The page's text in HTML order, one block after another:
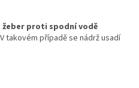
žeber proti spodní vodě
V takovém případě se nádrž usadí